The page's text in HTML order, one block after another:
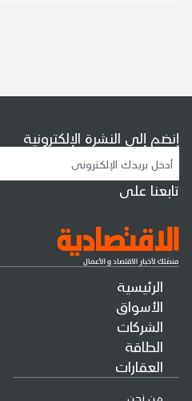
الرئيسية
الأسواق
الشركات
الطاقة
العقارات
من نحن
إنضم إلى النشرة الإلكترونية
تابعنا على